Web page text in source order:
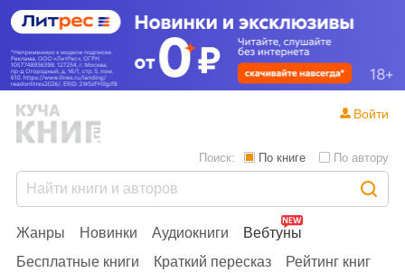
Жанры Новинки Аудиокниги
Вебтуны
Бесплатные книги
Краткий пересказ
Рейтинг книг
Поиск: По книге По автору
Войти